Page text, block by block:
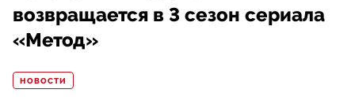
возвращается в 3 сезон сериала
«Метод»
НОВОСТИ